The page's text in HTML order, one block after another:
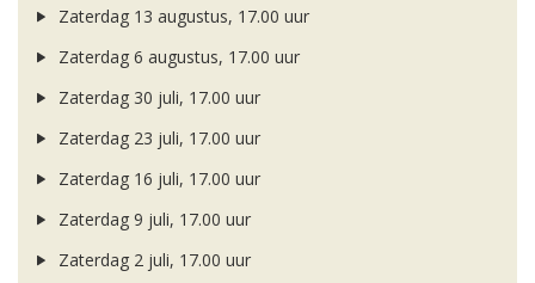
Zaterdag 13 augustus, 17.00 uur
Zaterdag 6 augustus, 17.00 uur
Zaterdag 30 juli, 17.00 uur
Zaterdag 23 juli, 17.00 uur
Zaterdag 16 juli, 17.00 uur
Zaterdag 9 juli, 17.00 uur
Zaterdag 2 juli, 17.00 uur